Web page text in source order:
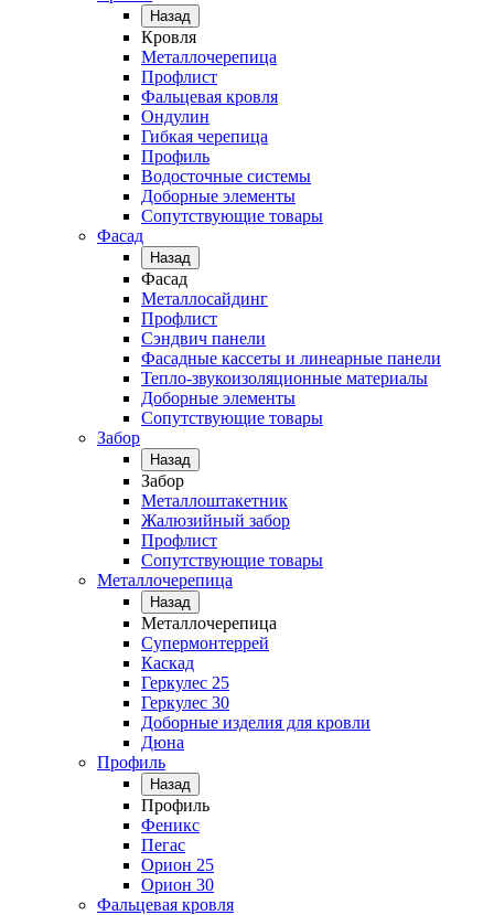
Назад
Кровля
Металлочерепица
Профлист
Фальцевая кровля
Ондулин
Гибкая черепица
Профиль
Водосточные системы
Доборные элементы
Сопутствующие товары
Фасад
Назад
Фасад
Металлосайдинг
Профлист
Сэндвич панели
Фасадные кассеты и линеарные панели
Тепло-звукоизоляционные материалы
Доборные элементы
Сопутствующие товары
Забор
Назад
Забор
Металлоштакетник
Жалюзийный забор
Профлист
Сопутствующие товары
Металлочерепица
Назад
Металлочерепица
Супермонтеррей
Каскад
Геркулес 25
Геркулес 30
Доборные изделия для кровли
Дюна
Профиль
Назад
Профиль
Феникс
Пегас
Орион 25
Орион 30
Фальцевая кровля